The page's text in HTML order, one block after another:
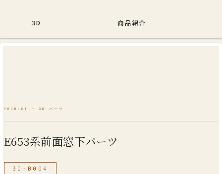
３D 商品紹介
E653系前面窓下パーツ
3D-B004